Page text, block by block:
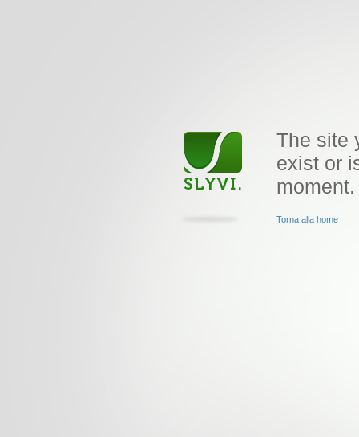
The site
exist or
moment.
Torna alla home